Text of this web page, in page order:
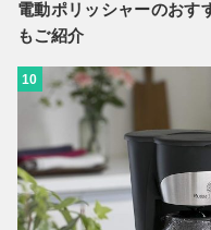
電動ポリッシャーのおす
もご紹介
10